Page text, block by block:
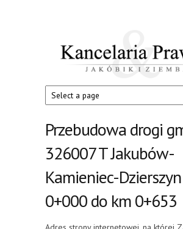
Prawna
Przebudowa drogi
326007 T Jakubów-
Kamieniec-
0+000 do km 0+653